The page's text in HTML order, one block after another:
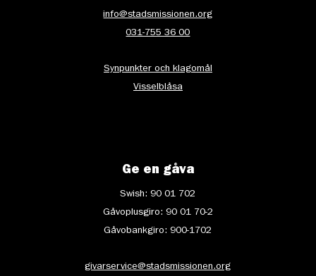
info@stadsmissionen.org
031-755 36 00
Synpunkter och klagomål
Visselblåsa
Ge en gåva
Swish: 90 01 702
Gåvoplusgiro: 90 01 70-2
Gåvobankgiro: 900-1702
givarservice@stadsmissionen.org